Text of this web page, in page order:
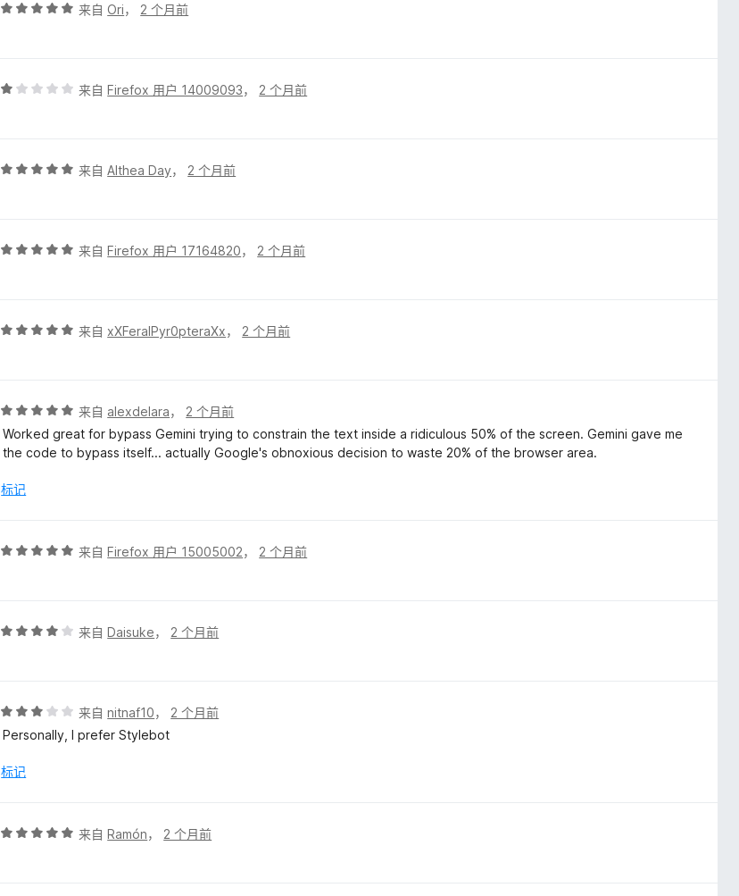
评
5
来自 Ori， 2 个月前
评
5
来自Firefox 用户 14009093， 2 个月前
评
5
来自Althea Day， 2 个月前
评
5
来自Firefox 用户 17164820， 2 个月前
评
5
来自 xXFeralPyr0pteraXx， 2 个月前
评
分
5
5
来自 alexdelara， 2 个月前
Worked great for bypass Gemini trying to constrain the text inside a ridiculous 50% of the screen. Gemini gave me
the code to bypass itself... actually Google's obnoxious decision to waste 20% of the browser area.
标记
评
5
来自Firefox 用户 15005002， 2 个月前
评
5
来自Daisuke， 2 个月前
评
分
/
来自nitnaf10， 2 个月前
Personally, I prefer Stylebot
标记
评
来自Ramón， 2 个月前